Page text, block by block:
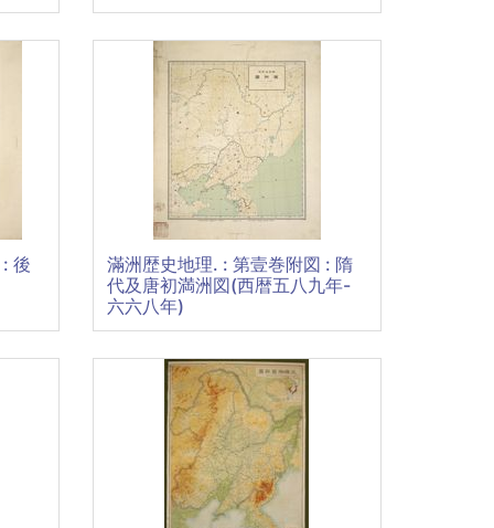
後
滿洲歴史地理. : 第壹巻附図 : 隋
代及唐初満洲図(西暦五八九年-
六六八年)